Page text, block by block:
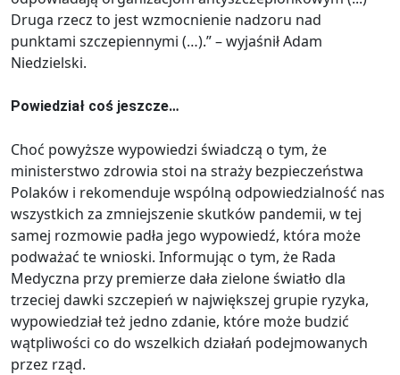
Druga rzecz to jest wzmocnienie nadzoru nad
punktami szczepiennymi (…).” – wyjaśnił Adam
Niedzielski.
Powiedział coś jeszcze…
Choć powyższe wypowiedzi świadczą o tym, że
ministerstwo zdrowia stoi na straży bezpieczeństwa
Polaków i rekomenduje wspólną odpowiedzialność nas
wszystkich za zmniejszenie skutków pandemii, w tej
samej rozmowie padła jego wypowiedź, która może
podważać te wnioski. Informując o tym, że Rada
Medyczna przy premierze dała zielone światło dla
trzeciej dawki szczepień w największej grupie ryzyka,
wypowiedział też jedno zdanie, które może budzić
wątpliwości co do wszelkich działań podejmowanych
przez rząd.